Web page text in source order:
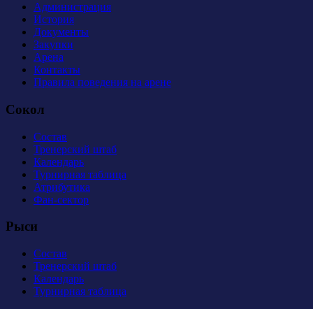
Администрация
История
Документы
Закупки
Арена
Контакты
Правила поведения на арене
Сокол
Состав
Тренерский штаб
Календарь
Турнирная таблица
Атрибутика
Фан-сектор
Рыси
Состав
Тренерский штаб
Календарь
Турнирная таблица